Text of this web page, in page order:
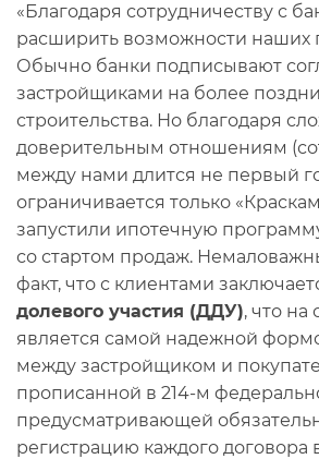
«Благодаря сотрудничеству с
расширить возможности наших
Обычно банки подписывают
застройщиками на более
строительства. Но благодаря
доверительным отношениям
между нами длится не первый
ограничивается только
запустили ипотечную
со стартом продаж.
факт, что с клиентами
долевого участия (ДДУ), что на
является самой надежной
между застройщиком и
прописанной в 214-м
предусматривающей
регистрацию каждого договора